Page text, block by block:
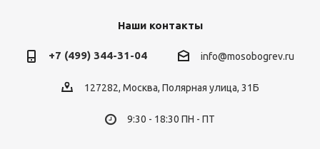
Наши контакты
+7 (499) 344-31-04 info@mosobogrev.ru
127282, Москва, Полярная улица, 31Б
9:30 - 18:30 ПН - ПТ